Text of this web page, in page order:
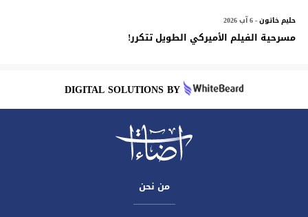
حليم خاتون- 6 آب 2026
مسرحية الفيلم الأميركي الطويل تتكرر!
DIGITAL SOLUTIONS BY
من نحن